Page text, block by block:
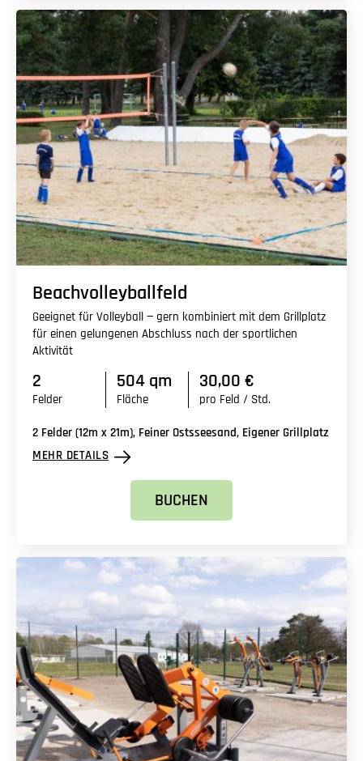
Beachvolleyballfeld
Geeignet für Volleyball — gern kombiniert mit dem Grillplatz
für einen gelungenen Abschluss nach der sportlichen
Aktivität
2
Felder
504 qm
Fläche
30,00 €
pro Feld / Std.
2 Felder (12m x 21m), Feiner Ostsseesand, Eigener Grillplatz
MEHR DETAILS
BUCHEN